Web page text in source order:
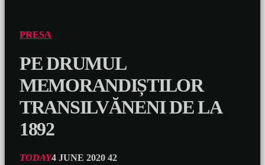
PRESA
PE DRUMUL
MEMORANDIȘTILOR
TRANSILVĂNENI DE LA
1892
TODAY4 JUNE 2020 42